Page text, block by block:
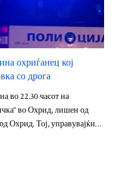
охриѓанец кој
со дрога
во 22.30 часот на
во Охрид, лишен од
Охрид. Тој, управувајќи…